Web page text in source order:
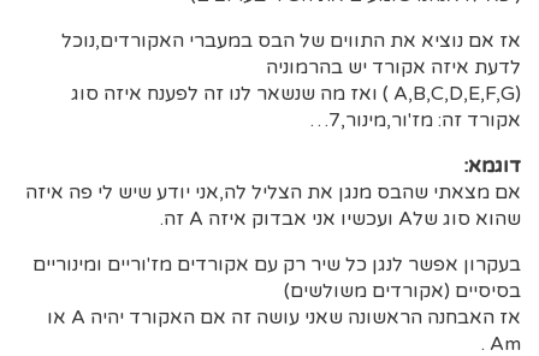
אז אם נוציא את התווים של הבס במעברי האקורדים,נוכל
לדעת איזה אקורד יש בהרמוניה
(A,B,C,D,E,F,G ) ואז מה שנשאר לנו זה לפענח איזה סוג
אקורד זה: מז'ור,מינור,7…
דוגמא:
אם מצאתי שהבס מנגן את הצליל לה,אני יודע שיש לי פה איזה
שהוא סוג שלA ועכשיו אני אבדוק איזה A זה.
בעקרון אפשר לנגן כל שיר רק עם אקורדים מז'וריים ומינוריים
בסיסיים (אקורדים משולשים)
אז האבחנה הראשונה שאני עושה זה אם האקורד יהיה A או
Am .